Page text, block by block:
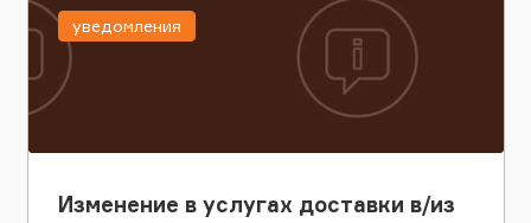
Изменение в услугах доставки в/из
уведомления